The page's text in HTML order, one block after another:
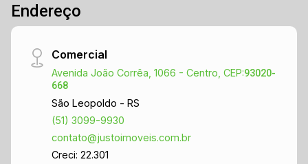
Endereço
Comercial
Avenida João Corrêa, 1066 - Centro, CEP:93020-
668
São Leopoldo - RS
(51) 3099-9930
contato@justoimoveis.com.br
Creci: 22.301